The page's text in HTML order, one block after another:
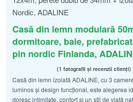
Casă din lemn modulară
dormitoare, baie,
pin nordic Finlanda,
Evaluat la5.00din 5
1 fotografii și recenzii clienți
Casă din lemn izolată ADALINE, cu 3
luminos și design funcțional, este alegerea
doresc intimitate, confort și un stil de viață